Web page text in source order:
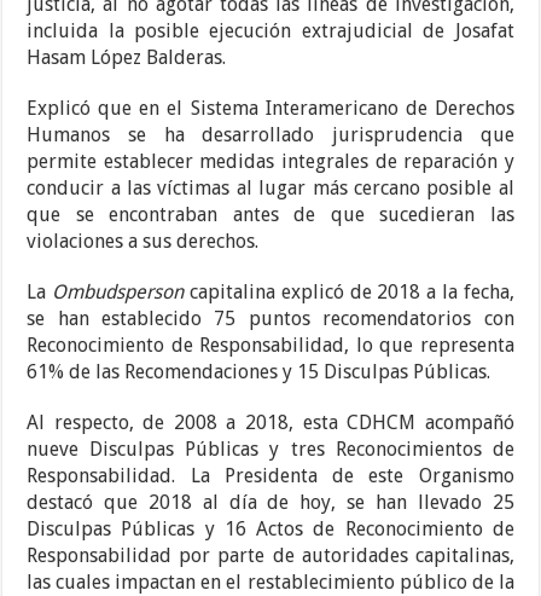
incluida la posible ejecución extrajudicial de Josafat
Hasam López Balderas.
Explicó que en el Sistema Interamericano de Derechos
Humanos se ha desarrollado jurisprudencia que
permite establecer medidas integrales de reparación y
conducir a las víctimas al lugar más cercano posible al
que se encontraban antes de que sucedieran las
violaciones a sus derechos.
La Ombudspersoncapitalina explicó de 2018 a la fecha,
se han establecido 75 puntos recomendatorios con
Reconocimiento de Responsabilidad, lo que representa
61% de las Recomendaciones y 15 Disculpas Públicas.
Al respecto, de 2008 a 2018, esta CDHCM acompañó
nueve Disculpas Públicas y tres Reconocimientos de
Responsabilidad. La Presidenta de este Organismo
destacó que 2018 al día de hoy, se han llevado 25
Disculpas Públicas y 16 Actos de Reconocimiento de
Responsabilidad por parte de autoridades capitalinas,
las cuales impactan en el restablecimiento público de la